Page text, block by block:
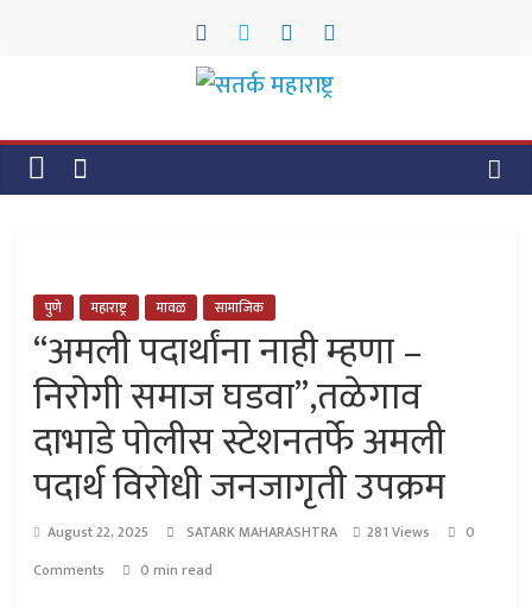
सतर्क
महाराष्ट्र
पुणे महाराष्ट्र मावळ सामाजिक
“अमली पदार्थांना नाही म्हणा –
निरोगी समाज घडवा”,तळेगाव
दाभाडे पोलीस स्टेशनतर्फे अमली
पदार्थ विरोधी जनजागृती उपक्रम
August 22, 2025 SATARK MAHARASHTRA 281 Views
0
Comments
0 min read